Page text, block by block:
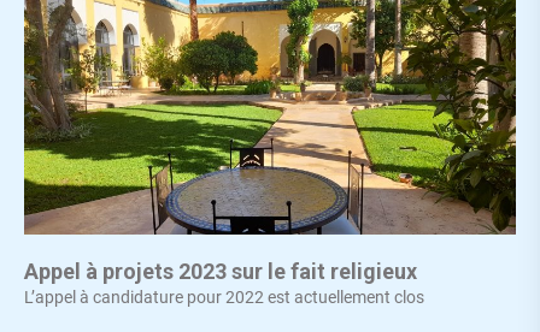
Appel à projets 2023 sur le fait religieux
L’appel à candidature pour 2022 est actuellement clos